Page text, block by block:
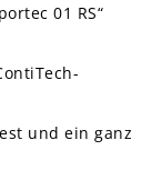
01 RS“
und ein ganz